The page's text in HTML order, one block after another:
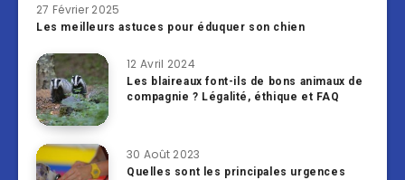
27 Février 2025
Les meilleurs astuces pour éduquer son chien
12 Avril 2024
Les blaireaux font-ils de bons animaux de
compagnie ? Légalité, éthique et FAQ
30 Août 2023
Quelles sont les principales urgences